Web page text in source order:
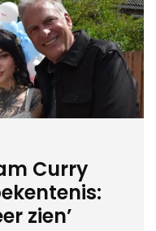
Curry
zien’